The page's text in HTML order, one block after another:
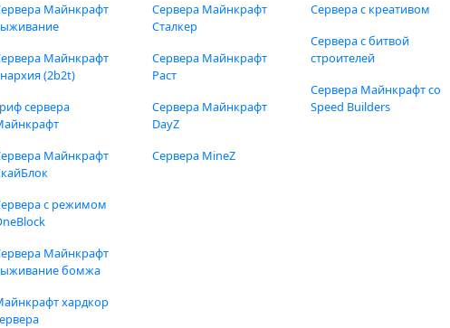
Майнкрафт
Майнкрафт
(2b2t)
сервера
Майнкрафт
с режимом
Майнкрафт
бомжа
хардкор
Сервера Майнкрафт
Сталкер
Сервера Майнкрафт
Раст
Сервера Майнкрафт
DayZ
Сервера MineZ
Сервера с креативом
Сервера с битвой
строителей
Сервера Майнкрафт со
Speed Builders